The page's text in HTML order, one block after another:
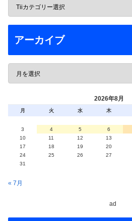
アーカイブ
2026年8月
月 火 水 木
3
4 5 6
10
11 12 13
17
18 19 20
24
25 26 27
31
« 7月
ad